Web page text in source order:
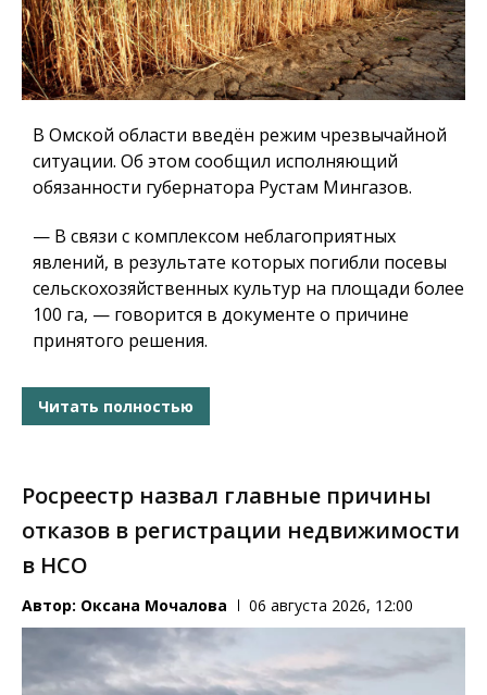
В Омской области введён режим чрезвычайной
ситуации. Об этом сообщил исполняющий
обязанности губернатора Рустам Мингазов.
— В связи с комплексом неблагоприятных
явлений, в результате которых погибли посевы
сельскохозяйственных культур на площади более
100 га, — говорится в документе о причине
принятого решения.
Читать полностью
Росреестр назвал главные причины
отказов в регистрации недвижимости
в НСО
Автор: Оксана Мочалова 06 августа 2026, 12:00